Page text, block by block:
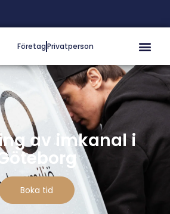
FöretagPrivatperson
av imkanal i
Boka tid